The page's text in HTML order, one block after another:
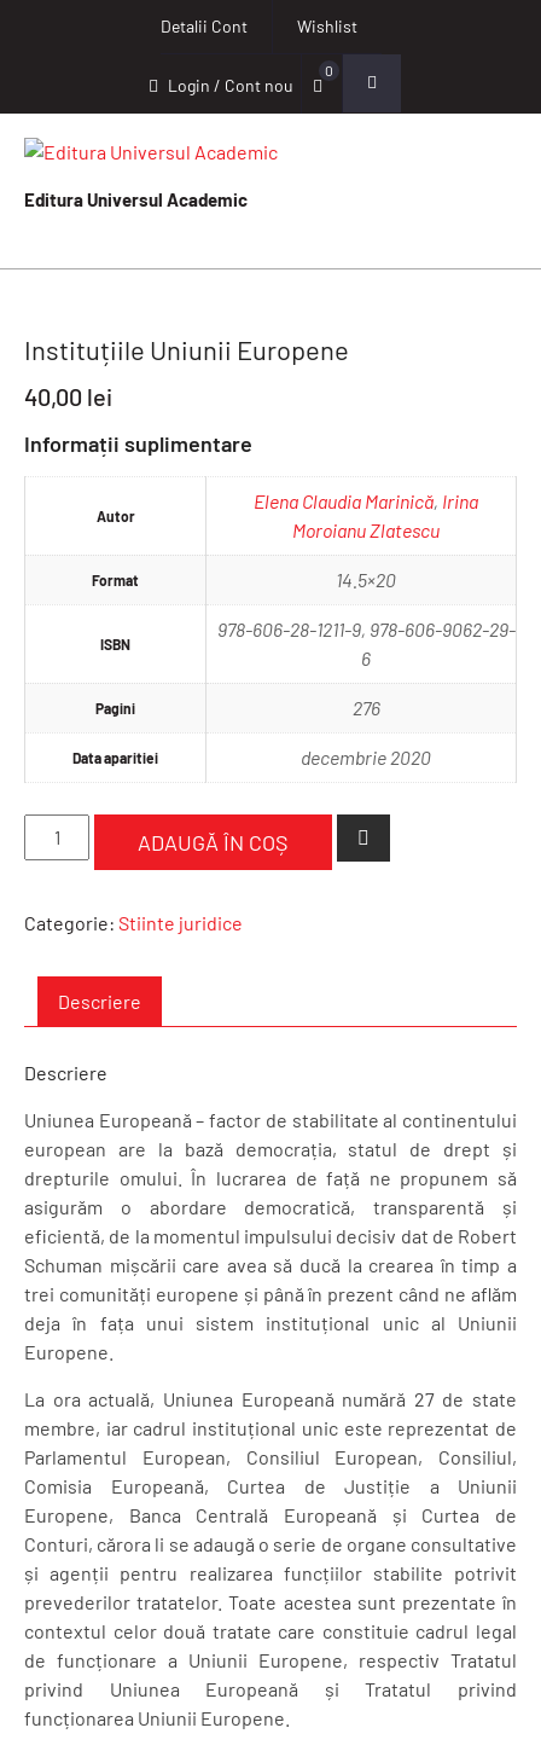
Detalii Cont Wishlist
Login / Cont nou
0
Editura Universul Academic
Instituțiile Uniunii Europene
40,00 lei
Informații suplimentare
Autor
Elena Claudia Marinică, Irina
Moroianu Zlatescu
Format 14.5×20
ISBN
978-606-28-1211-9, 978-606-9062-29-
6
Pagini 276
Data aparitiei decembrie 2020
Cantitate
Instituțiile
Europene
ADAUGĂ ÎN COȘ
Categorie: Stiinte juridice
Descriere
Descriere
Uniunea Europeană – factor de stabilitate al continentului
european are la bază democrația, statul de drept și
drepturile omului. În lucrarea de față ne propunem să
asigurăm o abordare democratică, transparentă și
eficientă, de la momentul impulsului decisiv dat de Robert
Schuman mișcării care avea să ducă la crearea în timp a
trei comunități europene și până în prezent când ne aflăm
deja în fața unui sistem instituțional unic al Uniunii
Europene.
La ora actuală, Uniunea Europeană numără 27 de state
membre, iar cadrul instituțional unic este reprezentat de
Parlamentul European, Consiliul European, Consiliul,
Comisia Europeană, Curtea de Justiție a Uniunii
Europene, Banca Centrală Europeană și Curtea de
Conturi, cărora li se adaugă o serie de organe consultative
și agenții pentru realizarea funcțiilor stabilite potrivit
prevederilor tratatelor. Toate acestea sunt prezentate în
contextul celor două tratate care constituie cadrul legal
de funcționare a Uniunii Europene, respectiv Tratatul
privind Uniunea Europeană și Tratatul privind
funcționarea Uniunii Europene.